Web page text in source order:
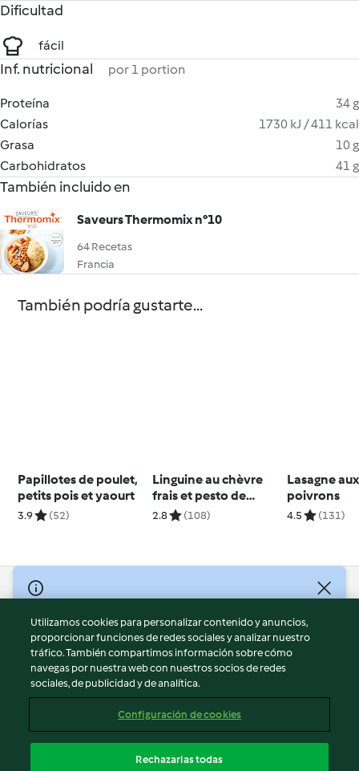
Dificultad
fácil
Inf. nutricional por 1 portion
Proteína
34 g
Calorías
1730 kJ / 411 kcal
Grasa
10 g
Carbohidratos
41 g
También incluido en
Saveurs Thermomix n°10
64 Recetas
Francia
También podría gustarte...
Papillotes de poulet,
petits pois et yaourt
3.9 (52)
Linguine au chèvre
frais et pesto de
roquette
2.8 (108)
Lasagne
poivrons
4.5 (131)
© Copyright 2026
Términos de uso
Política de privacidad
Aviso legal
Información legal
Reportar contenido
Utilizamos cookies para personalizar contenido y anuncios,
proporcionar funciones de redes sociales y analizar nuestro
tráfico. También compartimos información sobre cómo
navegas por nuestra web con nuestros socios de redes
sociales, de publicidad y de analítica.
Configuración de cookies
Rechazarlas todas